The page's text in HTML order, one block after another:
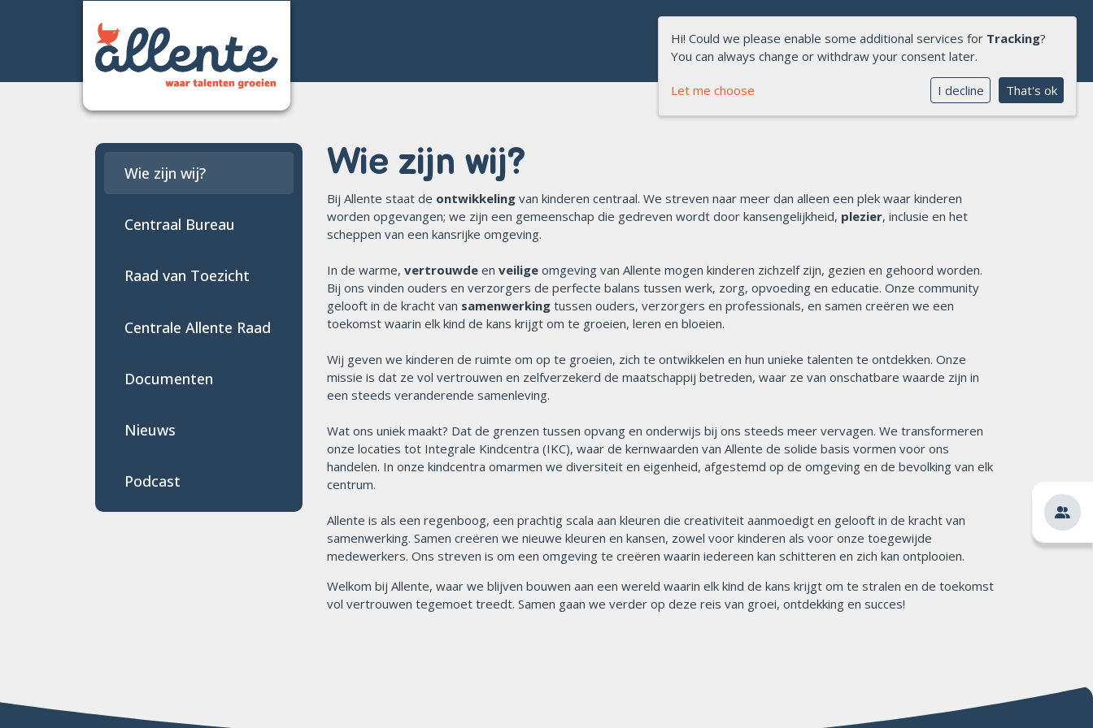
Over Allente
Wie zijn wij?
Centraal Bureau
Raad van Toezicht
Centrale Allente Raad
Documenten
Nieuws
Podcast
Wie zijn wij?
Bij Allente staat de ontwikkeling van kinderen centraal. We streven naar meer dan alleen een plek waar kinderen
worden opgevangen; we zijn een gemeenschap die gedreven wordt door kansengelijkheid, plezier, inclusie en het
scheppen van een kansrijke omgeving.
In de warme, vertrouwde en veilige omgeving van Allente mogen kinderen zichzelf zijn, gezien en gehoord worden.
Bij ons vinden ouders en verzorgers de perfecte balans tussen werk, zorg, opvoeding en educatie. Onze community
gelooft in de kracht van samenwerking tussen ouders, verzorgers en professionals, en samen creëren we een
toekomst waarin elk kind de kans krijgt om te groeien, leren en bloeien.
Wij geven we kinderen de ruimte om op te groeien, zich te ontwikkelen en hun unieke talenten te ontdekken. Onze
missie is dat ze vol vertrouwen en zelfverzekerd de maatschappij betreden, waar ze van onschatbare waarde zijn in
een steeds veranderende samenleving.
Wat ons uniek maakt? Dat de grenzen tussen opvang en onderwijs bij ons steeds meer vervagen. We transformeren
onze locaties tot Integrale Kindcentra (IKC), waar de kernwaarden van Allente de solide basis vormen voor ons
handelen. In onze kindcentra omarmen we diversiteit en eigenheid, afgestemd op de omgeving en de bevolking van elk
centrum.
Allente is als een regenboog, een prachtig scala aan kleuren die creativiteit aanmoedigt en gelooft in de kracht van
samenwerking. Samen creëren we nieuwe kleuren en kansen, zowel voor kinderen als voor onze toegewijde
medewerkers. Ons streven is om een omgeving te creëren waarin iedereen kan schitteren en zich kan ontplooien.
Welkom bij Allente, waar we blijven bouwen aan een wereld waarin elk kind de kans krijgt om te stralen en de toekomst
vol vertrouwen tegemoet treedt. Samen gaan we verder op deze reis van groei, ontdekking en succes!
Hi! Could we please enable some additional services for Tracking?
You can always change or withdraw your consent later.
Let me choose I decline That's ok